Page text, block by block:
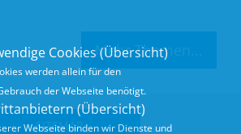
Mehr Themen...
SITEMAP
Cookies (Übersicht)
werden allein für den
der Webseite benötigt.
(Übersicht)
Webseite binden wir Dienste und